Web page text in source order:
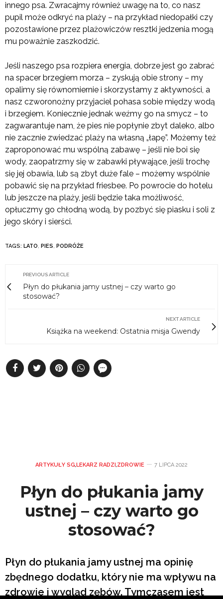
innego psa. Zwracajmy również uwagę na to, co nasz
pupil może odkryć na plaży – na przykład niedopałki czy
pozostawione przez plażowiczów resztki jedzenia mogą
mu poważnie zaszkodzić.
Jeśli naszego psa rozpiera energia, dobrze jest go zabrać
na spacer brzegiem morza – zyskują obie strony – my
opalimy się równomiernie i skorzystamy z aktywności, a
nasz czworonożny przyjaciel pohasa sobie między wodą
i brzegiem. Koniecznie jednak weźmy go na smycz – to
zagwarantuje nam, że pies nie popłynie zbyt daleko, albo
nie zacznie zwiedzać plaży na własną „łapę”. Możemy też
zaproponować mu wspólną zabawę – jeśli nie boi się
wody, zaopatrzmy się w zabawki pływające, jeśli trochę
się jej obawia, lub są zbyt duże fale – możemy wspólnie
pobawić się na przykład friesbee. Po powrocie do hotelu
lub jeszcze na plaży, jeśli będzie taka możliwość,
opłuczmy go chłodną wodą, by pozbyć się piasku i soli z
jego skóry i sierści.
TAGS: LATO, PIES, PODRÓŻE
PREVIOUS ARTICLE
Płyn do płukania jamy ustnej – czy warto go
stosować?
NEXT ARTICLE
Książka na weekend: Ostatnia misja Gwendy
ARTYKUŁY SG,LEKARZ RADZI ,ZDROWIE 7 LIPCA 2022
Płyn do płukania jamy
ustnej – czy warto go
stosować?
Płyn do płukania jamy ustnej ma opinię
zbędnego dodatku, który nie ma wpływu na
zdrowie i wygląd zębów. Tymczasem jest